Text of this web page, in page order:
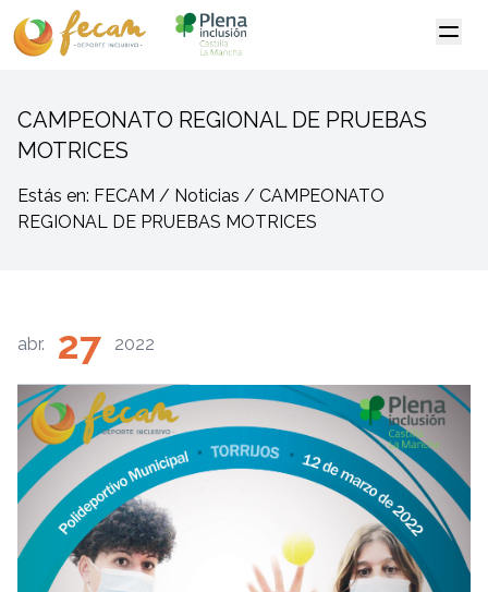
CAMPEONATO REGIONAL DE PRUEBAS
MOTRICES
Estás en: FECAM / Noticias / CAMPEONATO
REGIONAL DE PRUEBAS MOTRICES
abr. 27 2022